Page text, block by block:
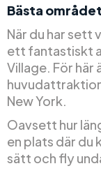
Bästa
När du har sett
ett fantastiskt
Village. För här
New York.
Oavsett hur
en plats där du
sätt och fly